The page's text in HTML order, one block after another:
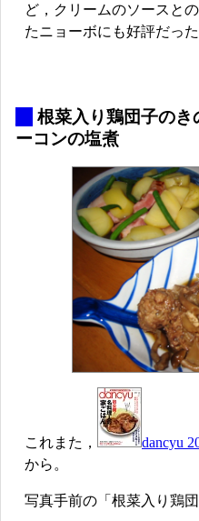
ど，クリームのソースと
たニョーボにも好評だっ
根菜入り鶏団子の
ーコンの塩煮
これまた， dancyu
から。
写真手前の「根菜入り鶏